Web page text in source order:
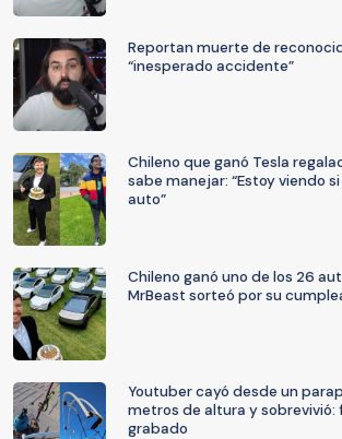
Reportan muerte de
“inesperado accidente”
Chileno que ganó Tesla
sabe manejar: “Estoy viendo
auto”
Chileno ganó uno de los 26
MrBeast sorteó por su
Youtuber cayó desde un
metros de altura y sobrevivió:
grabado